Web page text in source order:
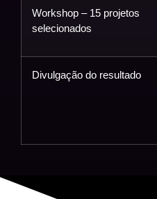
Workshop – 15 projetos
selecionados
Divulgação do resultado